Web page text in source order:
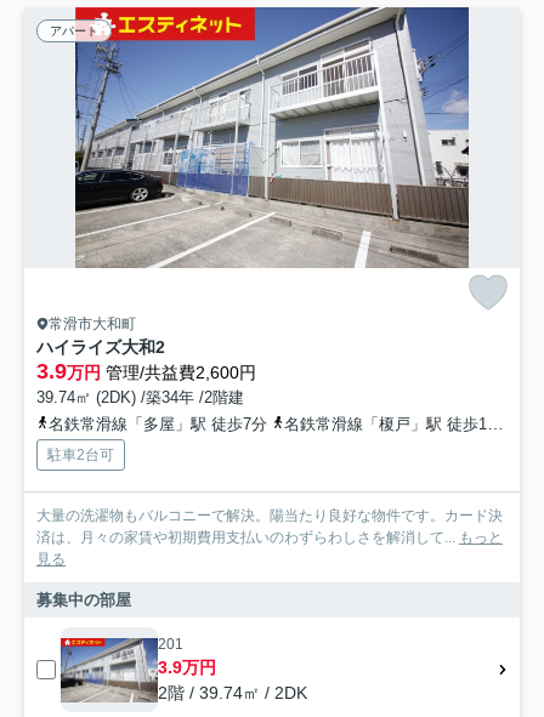
アパート
常滑市大和町
ハイライズ大和2
3.9万円 管理/共益費2,600円
39.74㎡ (2DK) /築34年 /2階建
名鉄常滑線「多屋」駅 徒歩7分
名鉄常滑線「榎戸」駅 徒歩11分
駐車2台可
大量の洗濯物もバルコニーで解決。陽当たり良好な物件です。カード決
済は、月々の家賃や初期費用支払いのわずらわしさを解消して... もっと
見る
募集中の部屋
201
3.9万円
2階 / 39.74㎡ / 2DK